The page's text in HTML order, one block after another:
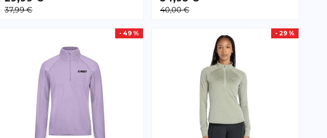
VERFÜGBAR
XSSMLXL
37,99 €
VERFÜGBAR
MLXLXXL
40,00 €
- 49 % - 29 %